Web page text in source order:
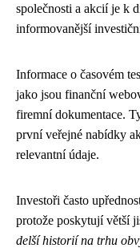
společnosti a akcií je k
informovanější
Informace o časovém
jako jsou finanční
firemní dokumentace.
první veřejné nabídky
relevantní údaje.
Investoři často
protože poskytují větší
delší historií na trhu